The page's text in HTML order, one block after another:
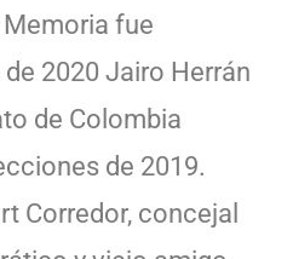
fue
2020 Jairo Herrán
de Colombia
de 2019.
Corredor, concejal